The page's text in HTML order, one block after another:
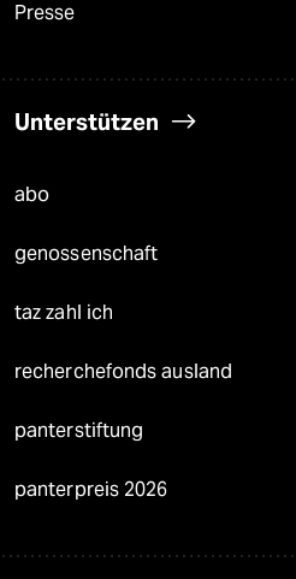
Presse
Unterstützen
abo
genossenschaft
taz zahl ich
recherchefonds ausland
panterstiftung
panterpreis 2026